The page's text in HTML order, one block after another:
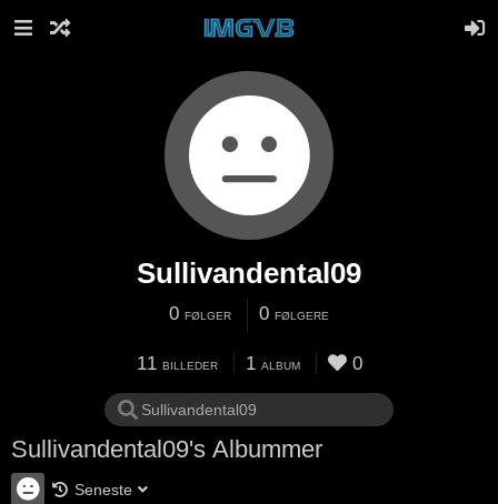
Sullivandental09
0 FØLGER 0 FØLGERE
11 BILLEDER 1 ALBUM 0
Sullivandental09's Albummer
Seneste